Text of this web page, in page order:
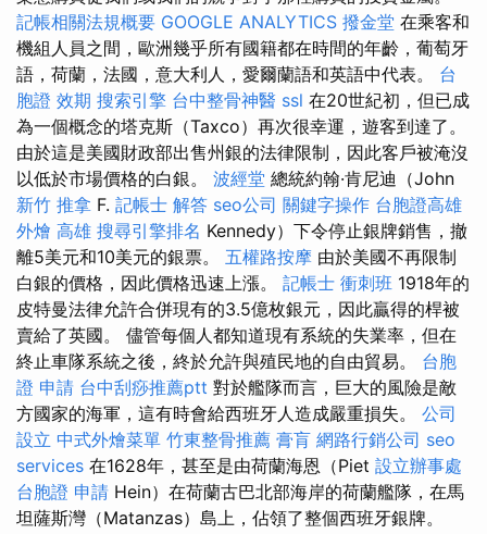
記帳相關法規概要 GOOGLE ANALYTICS 撥金堂 在乘客和
機組人員之間，歐洲幾乎所有國籍都在時間的年齡，葡萄牙
語，荷蘭，法國，意大利人，愛爾蘭語和英語中代表。 台
胞證 效期 搜索引擎 台中整骨神醫 ssl 在20世紀初，但已成
為一個概念的塔克斯（Taxco）再次很幸運，遊客到達了。
由於這是美國財政部出售州銀的法律限制，因此客戶被淹沒
以低於市場價格的白銀。 波經堂 總統約翰·肯尼迪（John
新竹 推拿 F. 記帳士 解答 seo公司 關鍵字操作 台胞證高雄
外燴 高雄 搜尋引擎排名 Kennedy）下令停止銀牌銷售，撤
離5美元和10美元的銀票。 五權路按摩 由於美國不再限制
白銀的價格，因此價格迅速上漲。 記帳士 衝刺班 1918年的
皮特曼法律允許合併現有的3.5億枚銀元，因此贏得的桿被
賣給了英國。 儘管每個人都知道現有系統的失業率，但在
終止車隊系統之後，終於允許與殖民地的自由貿易。 台胞
證 申請 台中刮痧推薦ptt 對於艦隊而言，巨大的風險是敵
方國家的海軍，這有時會給西班牙人造成嚴重損失。 公司
設立 中式外燴菜單 竹東整骨推薦 膏肓 網路行銷公司 seo
services 在1628年，甚至是由荷蘭海恩（Piet 設立辦事處
台胞證 申請 Hein）在荷蘭古巴北部海岸的荷蘭艦隊，在馬
坦薩斯灣（Matanzas）島上，佔領了整個西班牙銀牌。